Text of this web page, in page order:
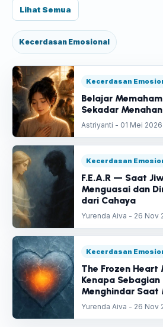
Lihat Semua
Kecerdasan Emosional
Kecerdasan
Belajar
Sekadar
Astriyanti - 01 Mei 2026
Kecerdasan
F.E.A.R — Saat
Menguasai dan
dari Cahaya
Yurenda Aiva - 26 Nov
Kecerdasan
The Frozen Heart
Kenapa
Menghindar Saat
Yurenda Aiva - 26 Nov